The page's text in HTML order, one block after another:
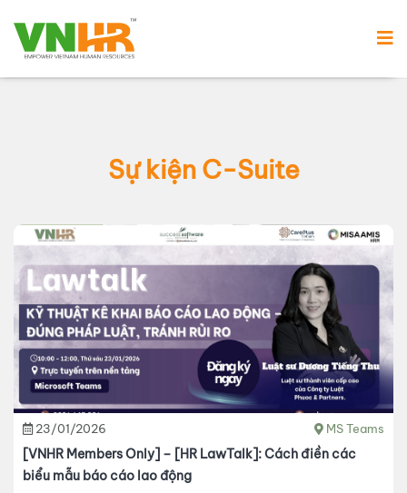
Sự kiện C-Suite
23/01/2026 MS Teams
[VNHR Members Only] – [HR LawTalk]: Cách điền các
biểu mẫu báo cáo lao động